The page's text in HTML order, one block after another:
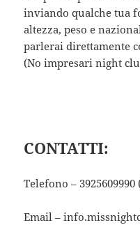
inviando qualche tua
altezza, peso e
parlerai direttamente
(No impresari night
CONTATTI:
Telefono –
Email –